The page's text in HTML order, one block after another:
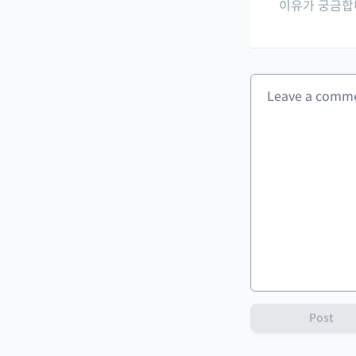
이유가 궁금
Post